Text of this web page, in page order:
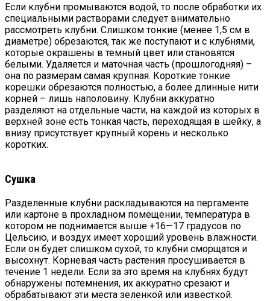
Если клубни промываются водой, то после обработки их
специальными растворами следует внимательно
рассмотреть клубни. Слишком тонкие (менее 1,5 см в
диаметре) обрезаются, так же поступают и с клубнями,
которые окрашены в темный цвет или становятся
белыми. Удаляется и маточная часть (прошлогодняя) –
она по размерам самая крупная. Короткие тонкие
корешки обрезаются полностью, а более длинные нити
корней – лишь наполовину. Клубни аккуратно
разделяют на отдельные части, на каждой из которых в
верхней зоне есть тонкая часть, переходящая в шейку, а
внизу присутствует крупный корень и несколько
коротких.
Сушка
Разделенные клубни раскладываются на пергаменте
или картоне в прохладном помещении, температура в
котором не поднимается выше +16—17 градусов по
Цельсию, и воздух имеет хороший уровень влажности.
Если он будет слишком сухой, то клубни сморщатся и
высохнут. Корневая часть растения просушивается в
течение 1 недели. Если за это время на клубнях будут
обнаружены потемнения, их аккуратно срезают и
обрабатывают эти места зеленкой или известкой.